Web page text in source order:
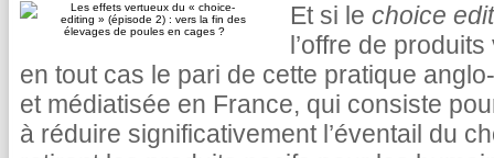
Et si le choice
l’offre de
en tout cas le pari de cette pratique
et médiatisée en France, qui consiste
à réduire significativement l’éventail du